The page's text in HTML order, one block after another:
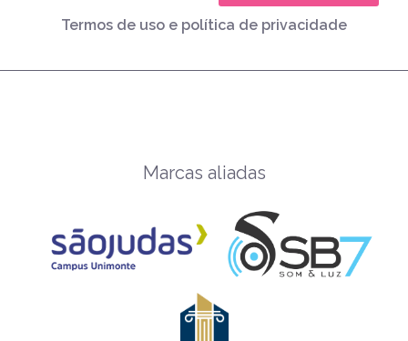
Termos de uso e política de privacidade
Marcas aliadas